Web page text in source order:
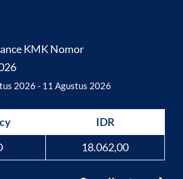
KMK Nomor
2026 - 11 Agustus 2026
IDR
18.062,00